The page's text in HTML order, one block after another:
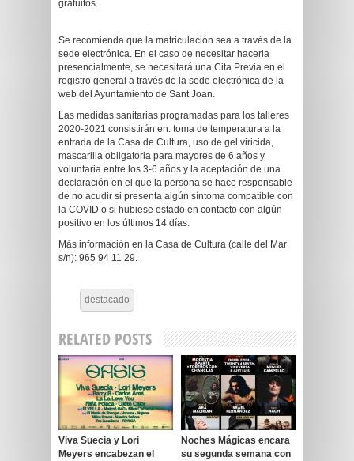
gratuitos.
Se recomienda que la matriculación sea a través de la
sede electrónica. En el caso de necesitar hacerla
presencialmente, se necesitará una Cita Previa en el
registro general a través de la sede electrónica de la
web del Ayuntamiento de Sant Joan.
Las medidas sanitarias programadas para los talleres
2020-2021 consistirán en: toma de temperatura a la
entrada de la Casa de Cultura, uso de gel viricida,
mascarilla obligatoria para mayores de 6 años y
voluntaria entre los 3-6 años y la aceptación de una
declaración en el que la persona se hace responsable
de no acudir si presenta algún síntoma compatible con
la COVID o si hubiese estado en contacto con algún
positivo en los últimos 14 días.
Más información en la Casa de Cultura (calle del Mar
s/n): 965 94 11 29.
destacado
RELATED POSTS
Viva Suecia y Lori
Meyers encabezan el
Noches Mágicas encara
su segunda semana con